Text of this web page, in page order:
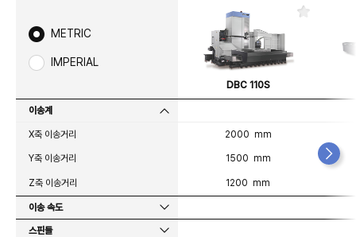
METRIC
IMPERIAL
이송계
X축 이송거리
Y축 이송거리
Z축 이송거리
이송 속도
스핀들
DBC 110S
2000 mm
1500 mm
1200 mm